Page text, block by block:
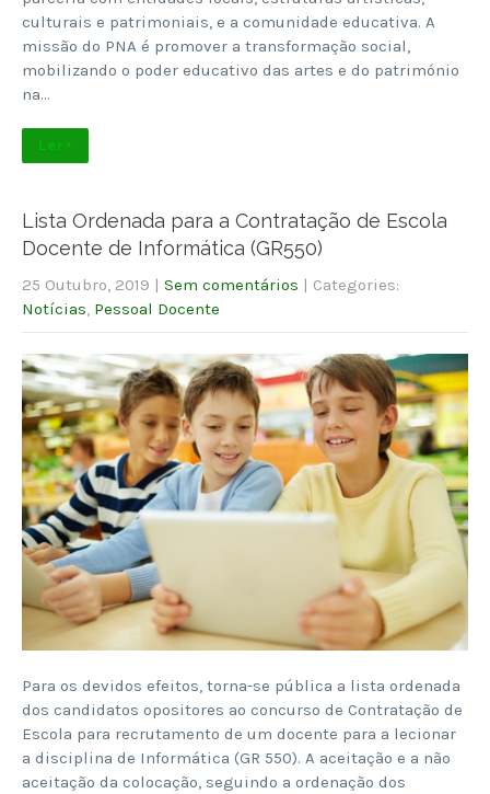
culturais e patrimoniais, e a comunidade educativa. A
missão do PNA é promover a transformação social,
mobilizando o poder educativo das artes e do património
na…
Ler +
Lista Ordenada para a Contratação de Escola
Docente de Informática (GR550)
25 Outubro, 2019 | Sem comentários | Categories:
Notícias Pessoal Docente
Para os devidos efeitos, torna-se pública a lista ordenada
dos candidatos opositores ao concurso de Contratação de
Escola para recrutamento de um docente para a lecionar
a disciplina de Informática (GR 550). A aceitação e a não
aceitação da colocação, seguindo a ordenação dos